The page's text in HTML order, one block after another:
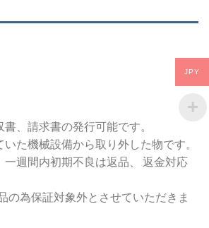
、請求書の発行可能です。
た機械設備から取り外した物です。
一週間内初期不良は返品、 返金対応
の為保証対象外とさせていただきま
JPY